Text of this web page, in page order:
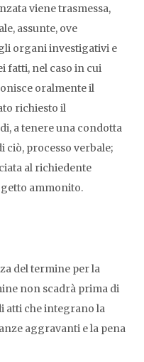
viene trasmessa,
assunte, ove
organi investigativi e
fatti, nel caso in cui
oralmente il
richiesto il
a tenere una condotta
ciò, processo verbale;
al richiedente
ammonito.
del termine per la
non scadrà prima di
atti che integrano la
aggravanti e la pena